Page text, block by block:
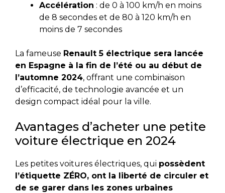
Accélération : de 0 à 100 km/h en moins
de 8 secondes et de 80 à 120 km/h en
moins de 7 secondes
La fameuse Renault 5 électrique sera lancée
en Espagne à la fin de l’été ou au début de
l’automne 2024, offrant une combinaison
d’efficacité, de technologie avancée et un
design compact idéal pour la ville.
Avantages d’acheter une petite
voiture électrique en 2024
Les petites voitures électriques, qui possèdent
l’étiquette ZÉRO, ont la liberté de circuler et
de se garer dans les zones urbaines